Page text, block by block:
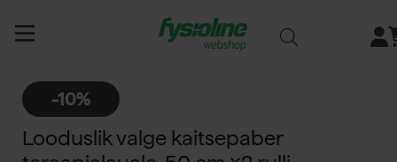
sisältöön
-10%
Looduslik valge kaitsepaber